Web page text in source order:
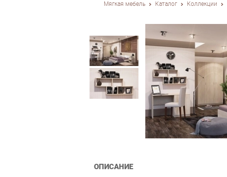
Мягкая мебель Каталог Коллекции
ОПИСАНИЕ